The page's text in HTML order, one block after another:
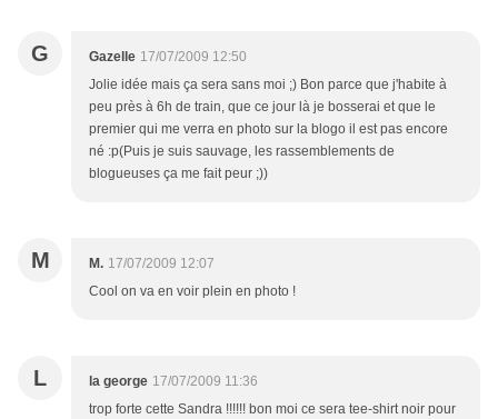
G Gazelle 17/07/2009 12:50
Jolie idée mais ça sera sans moi ;) Bon parce que j'habite à
peu près à 6h de train, que ce jour là je bosserai et que le
premier qui me verra en photo sur la blogo il est pas encore
né :p(Puis je suis sauvage, les rassemblements de
blogueuses ça me fait peur ;))
M M. 17/07/2009 12:07
Cool on va en voir plein en photo !
L la george 17/07/2009 11:36
trop forte cette Sandra !!!!!! bon moi ce sera tee-shirt noir pour